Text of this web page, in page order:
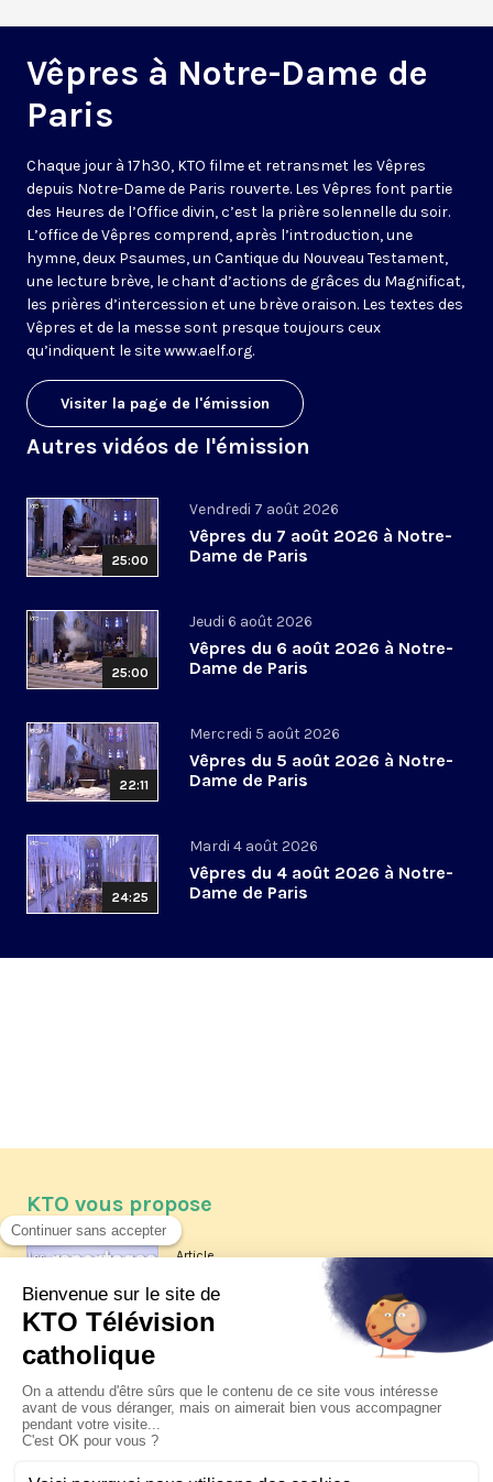
Vêpres à Notre-Dame de
Paris
Chaque jour à 17h30, KTO filme et retransmet les Vêpres
depuis Notre-Dame de Paris rouverte. Les Vêpres font partie
des Heures de l’Office divin, c’est la prière solennelle du soir.
L’office de Vêpres comprend, après l’introduction, une
hymne, deux Psaumes, un Cantique du Nouveau Testament,
une lecture brève, le chant d’actions de grâces du Magnificat,
les prières d’intercession et une brève oraison. Les textes des
Vêpres et de la messe sont presque toujours ceux
qu’indiquent le sitewww.aelf.org.
Visiter la page de l'émission
Autres vidéos de l'émission
25:00
Vendredi 7 août 2026
Vêpres du 7 août 2026 à Notre-
Dame de Paris
25:00
Jeudi 6 août 2026
Vêpres du 6 août 2026 à Notre-
Dame de Paris
22:11
Mercredi 5 août 2026
Vêpres du 5 août 2026 à Notre-
Dame de Paris
24:25
Mardi 4 août 2026
Vêpres du 4 août 2026 à Notre-
Dame de Paris
KTO vous propose
Article
Les reportages d'été 2026 de KTO
La visite pastorale du pape Léon
XIV à Assise à suivre sur KTO le
jeudi 6 août